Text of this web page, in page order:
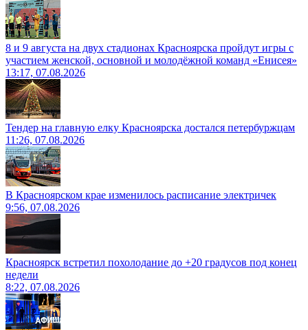
8 и 9 августа на двух стадионах Красноярска пройдут игры с
участием женской, основной и молодёжной команд «Енисея»
13:17, 07.08.2026
Тендер на главную елку Красноярска достался петербуржцам
11:26, 07.08.2026
В Красноярском крае изменилось расписание электричек
9:56, 07.08.2026
Красноярск встретил похолодание до +20 градусов под конец
недели
8:22, 07.08.2026